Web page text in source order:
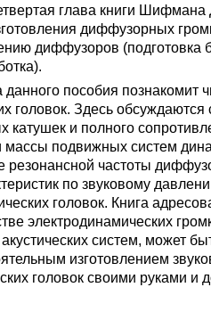
глава книги
диффузорных
диффузоров (подготовка
пособия познакомит
головок. Здесь
катушек и полного
массы подвижных систем
резонансной частоты
по звуковому
головок. Книга
электродинамических
систем, может
изготовлением
головок своими руками